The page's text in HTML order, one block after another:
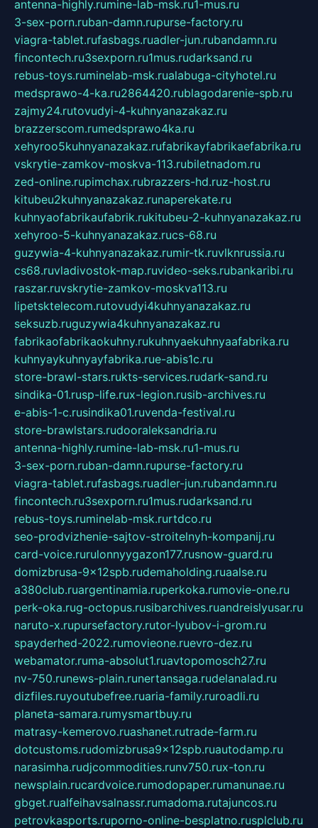
antenna-highly.rumine-lab-msk.ru1-mus.ru
3-sex-porn.ruban-damn.rupurse-factory.ru
viagra-tablet.rufasbags.ruadler-jun.rubandamn.ru
fincontech.ru3sexporn.ru1mus.rudarksand.ru
rebus-toys.ruminelab-msk.rualabuga-cityhotel.ru
medsprawo-4-ka.ru2864420.rublagodarenie-spb.ru
zajmy24.rutovudyi-4-kuhnyanazakaz.ru
brazzerscom.rumedsprawo4ka.ru
xehyroo5kuhnyanazakaz.rufabrikayfabrikaefabrika.ru
vskrytie-zamkov-moskva-113.rubiletnadom.ru
zed-online.rupimchax.rubrazzers-hd.ruz-host.ru
kitubeu2kuhnyanazakaz.runaperekate.ru
kuhnyaofabrikaufabrik.rukitubeu-2-kuhnyanazakaz.ru
xehyroo-5-kuhnyanazakaz.rucs-68.ru
guzywia-4-kuhnyanazakaz.rumir-tk.ruvlknrussia.ru
cs68.ruvladivostok-map.ruvideo-seks.rubankaribi.ru
raszar.ruvskrytie-zamkov-moskva113.ru
lipetsktelecom.rutovudyi4kuhnyanazakaz.ru
seksuzb.ruguzywia4kuhnyanazakaz.ru
fabrikaofabrikaokuhny.rukuhnyaekuhnyaafabrika.ru
kuhnyaykuhnyayfabrika.rue-abis1c.ru
store-brawl-stars.rukts-services.rudark-sand.ru
sindika-01.rusp-life.rux-legion.rusib-archives.ru
e-abis-1-c.rusindika01.ruvenda-festival.ru
store-brawlstars.rudooraleksandria.ru
antenna-highly.rumine-lab-msk.ru1-mus.ru
3-sex-porn.ruban-damn.rupurse-factory.ru
viagra-tablet.rufasbags.ruadler-jun.rubandamn.ru
fincontech.ru3sexporn.ru1mus.rudarksand.ru
rebus-toys.ruminelab-msk.rurtdco.ru
seo-prodvizhenie-sajtov-stroitelnyh-kompanij.ru
card-voice.rurulonnyygazon177.rusnow-guard.ru
domizbrusa-9x12spb.rudemaholding.ruaalse.ru
a380club.ruargentinamia.ruperkoka.rumovie-one.ru
perk-oka.rug-octopus.rusibarchives.ruandreislyusar.ru
naruto-x.rupursefactory.rutor-lyubov-i-grom.ru
spayderhed-2022.rumovieone.ruevro-dez.ru
webamator.ruma-absolut1.ruavtopomosch27.ru
nv-750.runews-plain.runertansaga.rudelanalad.ru
dizfiles.ruyoutubefree.ruaria-family.ruroadli.ru
planeta-samara.rumysmartbuy.ru
matrasy-kemerovo.ruashanet.rutrade-farm.ru
dotcustoms.rudomizbrusa9x12spb.ruautodamp.ru
narasimha.rudjcommodities.runv750.rux-ton.ru
newsplain.rucardvoice.rumodopaper.rumanunae.ru
gbget.rualfeihavsalnassr.rumadoma.rutajuncos.ru
petrovkasports.ruporno-online-besplatno.rusplclub.ru